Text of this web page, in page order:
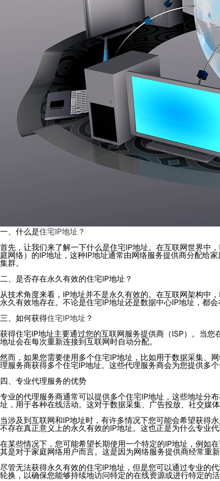
一、什么是住宅IP地址？
首先，让我们来了解一下什么是住宅IP地址。在互联网世界中
庭网络）的IP地址，这种IP地址通常由网络服务提供商分配给
集群。
二、是否存在永久有效的住宅IP地址？
从技术角度来看，IP地址并不是永久有效的。在互联网架构中
永久有效地存在。不论是住宅IP地址还是数据中心IP地址，都
三、如何获得住宅IP地址 ？
获得住宅IP地址主要通过您的互联网服务提供商（ISP）。当
地址会在每次重新连接到互联网时自动分配。
然而，如果您需要使用多个住宅IP地址，比如用于数据采集、
理服务商获得多个住宅IP地址。这些代理服务商会为您提供多
四、专业代理服务的优势
专业的代理服务商通常可以提供多个住宅IP地址，这些地址分
址，用于各种在线活动。这对于数据采集、广告投放、社交媒
当涉及到互联网和IP地址时，有许多情况下您可能会希望获得
不存在真正意义上的永久有效的IP地址。这也正是为什么专业
在某些情况下，您可能希望长期使用一个特定的IP地址，例如
其是对于家庭网络用户而言。这是因为网络服务提供商经常重
尽管无法获得永久有效的住宅IP地址，但是您可以通过专业的
轮换，以确保您能够持续地访问特定的在线资源或进行特定的